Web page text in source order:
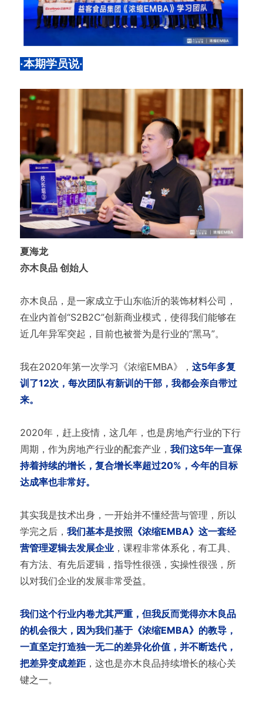
·本期学员说·
夏海龙
亦木良品 创始人
亦木良品，是一家成立于山东临沂的装饰材料公司，
在业内首创“S2B2C”创新商业模式，使得我们能够在
近几年异军突起，目前也被誉为是行业的“黑马”。
我在2020年第一次学习《浓缩EMBA》， 这5年多复
训了12次，每次团队有新训的干部，我都会亲自带过
来。
2020年，赶上疫情，这几年，也是房地产行业的下行
周期，作为房地产行业的配套产业， 我们这5年一直保
持着持续的增长，复合增长率超过20%，今年的目标
达成率也非常好。
其实我是技术出身，一开始并不懂经营与管理，所以
学完之后， 我们基本是按照《浓缩EMBA》这一套经
营管理逻辑去发展企业，课程非常体系化，有工具、
有方法、有先后逻辑，指导性很强，实操性很强，所
以对我们企业的发展非常受益。
我们这个行业内卷尤其严重，但我反而觉得亦木良品
的机会很大，因为我们基于《浓缩EMBA》的教导，
一直坚定打造独一无二的差异化价值，并不断迭代，
把差异变成差距，这也是亦木良品持续增长的核心关
键之一。